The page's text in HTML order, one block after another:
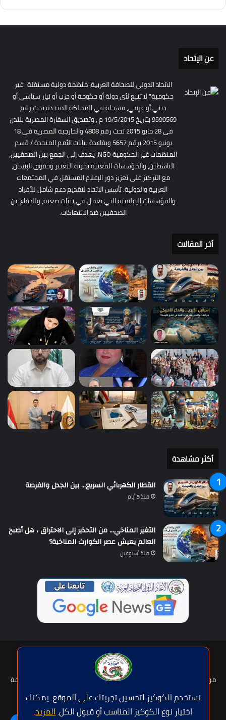
نستخدم الكوكيز لتحسين تجربتك على الموقع. يمكنك
اختيار نوع الكوكيز المناسب أو قبول الكل.المزيد.
عن الإتحاد
الاتحاد الدولي للصحافة العربية، منظمة دولية مستقلة "غير
حكومية" لا تتبع لأي دولة أو حكومة أو حزب أو تيار سياسي أو
ديني أو عرقي، مسجلة في المملكة المتحدة تحت رقم
9599569 بتاريخ 19/5/2015 م , وتصديق السفارة المصرية بلندن
فى 28 مايو 2015 تحت رقم 4808 والخارجية المصرية فى 18
يونيو 2015 برقم 5657 وبقاعدة بيانات الأمم المتحدة / قسم
المنظمات غير الحكومية NGO. يهدف إلى الجمع بين الصحفيين،
الناشطين، والمؤسسات المعنية بحرية التعبير وحقوق الإنسان،
مع التركيز على تعزيز دور الإعلام المستقل في المجتمعات
العربية والدولية. تأسس الاتحاد لتقديم دعم شامل للأفراد
والمؤسسات الإعلامية التي تعمل في بيئات صعبة، وللدفاع عن
الصحفيين ضد الانتهاكات.
أخر المقالات
أكثر مشاهدة
القطار الكهربائي السريع… بين الجدل والفرصة
منذ 5 أيام
التغير المناخي… من التحذير إلى الاحتراق ، هل أصبح
العالم يعيش عصر الكوارث المناخية؟
منذ أسبوعين
حقوق النشر © | جميع الحقوق محفوظة للاتحاد الدولى للصحافة العربية
2026
من نحن؟
عضوية الإتحاد سياسة الخصوصية
شروط الخدمة
اتصل بنا
فيسبوكتويتر يوتيوبواتساب